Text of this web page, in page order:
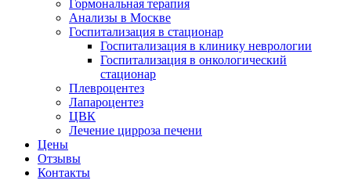
Гормональная терапия
Анализы в Москве
Госпитализация в стационар
Госпитализация в клинику неврологии
Госпитализация в онкологический
стационар
Плевроцентез
Лапароцентез
ЦВК
Лечение цирроза печени
Цены
Отзывы
Контакты